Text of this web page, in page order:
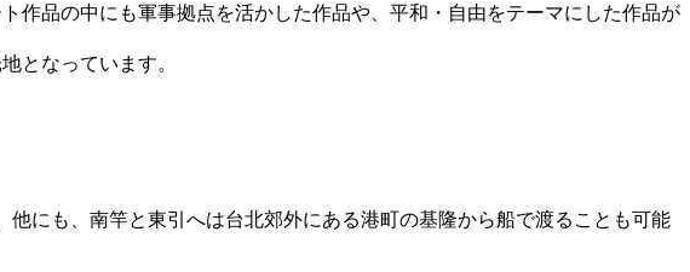
作品の中にも軍事拠点を活かした作品や、平和・自由をテーマにした作品が
となっています。
にも、南竿と東引へは台北郊外にある港町の基隆から船で渡ることも可能